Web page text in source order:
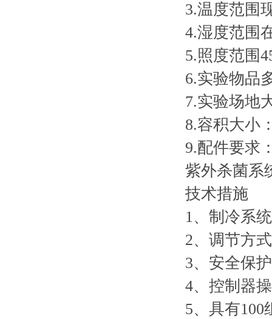
3.温度范围
4.湿度范围
5.照度范围
6.实验物品
7.实验场地
8.容积大小
9.配件要求
紫外杀菌系
技术措施
1、制冷系
2、调节方
3、安全保
4、控制器
5、具有100